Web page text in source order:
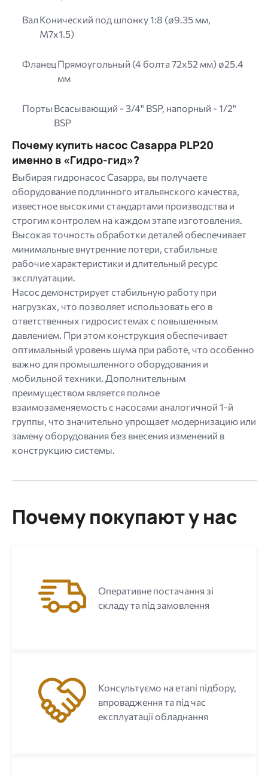
Вал Конический под шпонку 1:8 (ø9.35 мм,
M7x1.5)
Фланец Прямоугольный (4 болта 72х52 мм) ø25.4
мм
Порты Всасывающий - 3/4" BSP, напорный - 1/2"
BSP
Почему купить насос Casappa PLP20
именно в «Гидро-гид»?
Выбирая гидронасос Casappa, вы получаете
оборудование подлинного итальянского качества,
известное высокими стандартами производства и
строгим контролем на каждом этапе изготовления.
Высокая точность обработки деталей обеспечивает
минимальные внутренние потери, стабильные
рабочие характеристики и длительный ресурс
эксплуатации.
Насос демонстрирует стабильную работу при
нагрузках, что позволяет использовать его в
ответственных гидросистемах с повышенным
давлением. При этом конструкция обеспечивает
оптимальный уровень шума при работе, что особенно
важно для промышленного оборудования и
мобильной техники. Дополнительным
преимуществом является полное
взаимозаменяемость с насосами аналогичной 1-й
группы, что значительно упрощает модернизацию или
замену оборудования без внесения изменений в
конструкцию системы.
Почему покупают у нас
Оперативне постачання зі
складу та під замовлення
Консультуємо на етапі підбору,
впровадження та під час
експлуатації обладнання